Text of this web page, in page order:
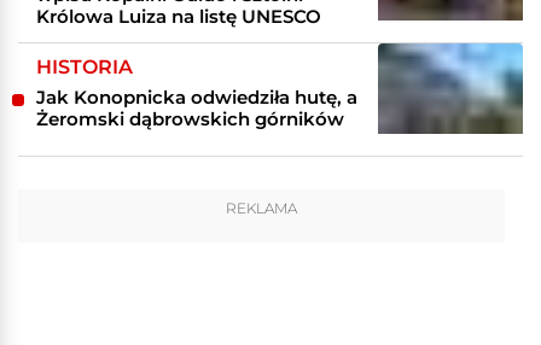
Królowa Luiza na listę UNESCO
HISTORIA
Jak Konopnicka odwiedziła hutę, a
Żeromski dąbrowskich górników
REKLAMA